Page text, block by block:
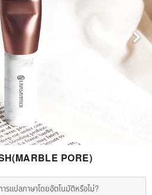
PORE)
รแปลภาษาโดยอัตโนมัติหรือไม่?